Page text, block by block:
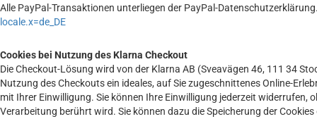
Alle PayPal-Transaktionen unterliegen der PayPal-
locale.x=de_DE
Cookies bei Nutzung des Klarna Checkout
Die Checkout-Lösung wird von der Klarna AB (Sveavägen 46, 111 34
Nutzung des Checkouts ein ideales, auf Sie zugeschnittenes Online-
mit Ihrer Einwilligung. Sie können Ihre Einwilligung jederzeit
Verarbeitung berührt wird. Sie können dazu die Speicherung der